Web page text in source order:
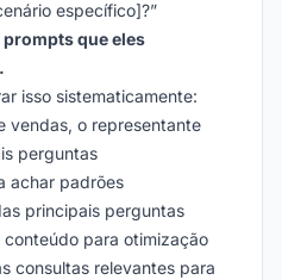
específico]?”
prompts que eles
isso sistematicamente:
vendas, o representante
perguntas
achar padrões
principais perguntas
conteúdo para otimização
consultas relevantes para